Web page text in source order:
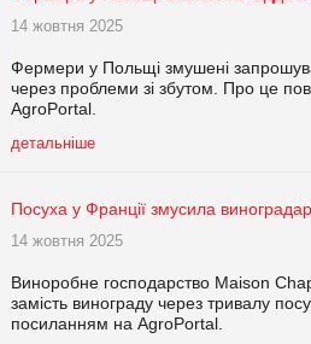
14 жовтня 2025
Фермери у Польщі змушені
через проблеми зі збутом. Про це
AgroPortal.
детальніше
Посуха у Франції змусила
14 жовтня 2025
Виноробне господарство Maison
замість винограду через тривалу
посиланням на AgroPortal.